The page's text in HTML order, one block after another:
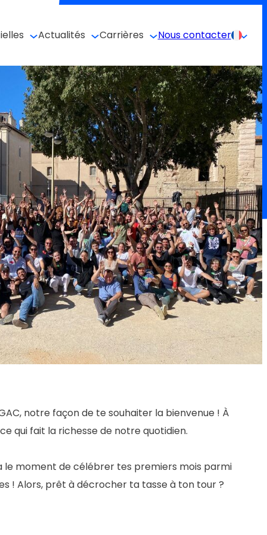
Actualités Carrières Nous contacter
notre façon de te souhaiter la bienvenue ! À
qui fait la richesse de notre quotidien.
le moment de célébrer tes premiers mois parmi
! Alors, prêt à décrocher ta tasse à ton tour ?